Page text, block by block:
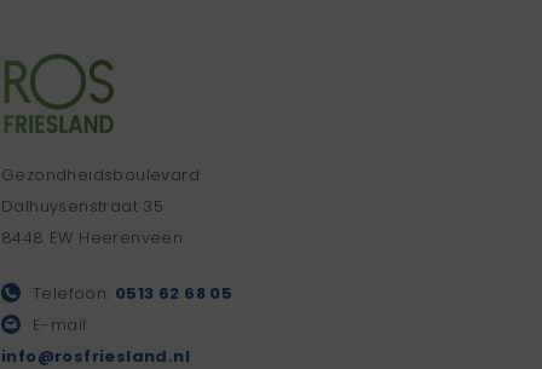
Gezondheidsboulevard
Dalhuysenstraat 35
8448 EW Heerenveen
Telefoon: 0513 62 68 05
E-mail:
info@rosfriesland.nl